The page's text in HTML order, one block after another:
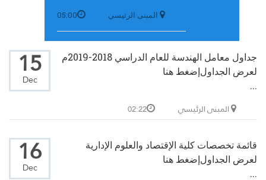
المبنى الرئيسي 05:00
15
Dec
جداول معامل الهندسة للعام الدراسي 2018-2019م
لعرض الجداولإضغط هنا
...
المبنى الرئيسي 02:22
16
Dec
قائمة تخصصات كلية الإقتصاد والعلوم الإدارية
لعرض الجداولإضغط هنا
...